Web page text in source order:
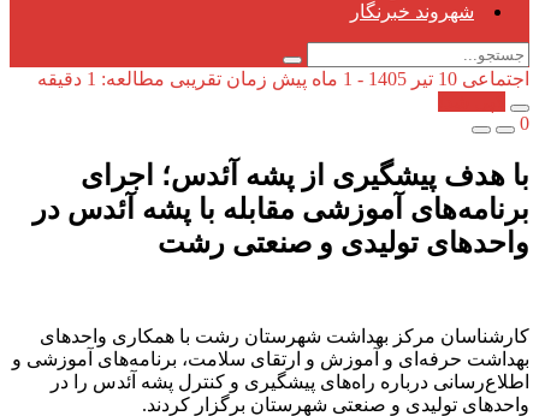
شهروند خبرنگار
اجتماعی 10 تیر 1405 - 1 ماه پیش
زمان تقریبی مطالعه: 1 دقیقه
0
با هدف پیشگیری از پشه آئدس؛ اجرای
برنامه‌های آموزشی مقابله با پشه آئدس در
واحدهای تولیدی و صنعتی رشت
کارشناسان مرکز بهداشت شهرستان رشت با همکاری واحدهای
بهداشت حرفه‌ای و آموزش و ارتقای سلامت، برنامه‌های آموزشی و
اطلاع‌رسانی درباره راه‌های پیشگیری و کنترل پشه آئدس را در
واحدهای تولیدی و صنعتی شهرستان برگزار کردند.